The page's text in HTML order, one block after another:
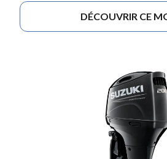
DÉCOUVRIR CE